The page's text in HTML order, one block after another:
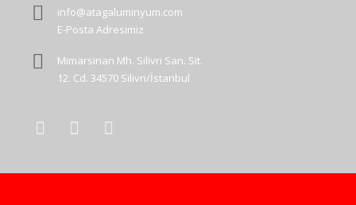
info@atagaluminyum.com
E-Posta Adresimiz
Mimarsinan Mh. Silivri San. Sit.
12. Cd. 34570 Silivri/İstanbul